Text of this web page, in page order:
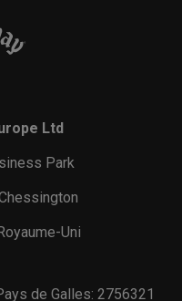
Ltd
Park
Uni
de Galles: 2756321